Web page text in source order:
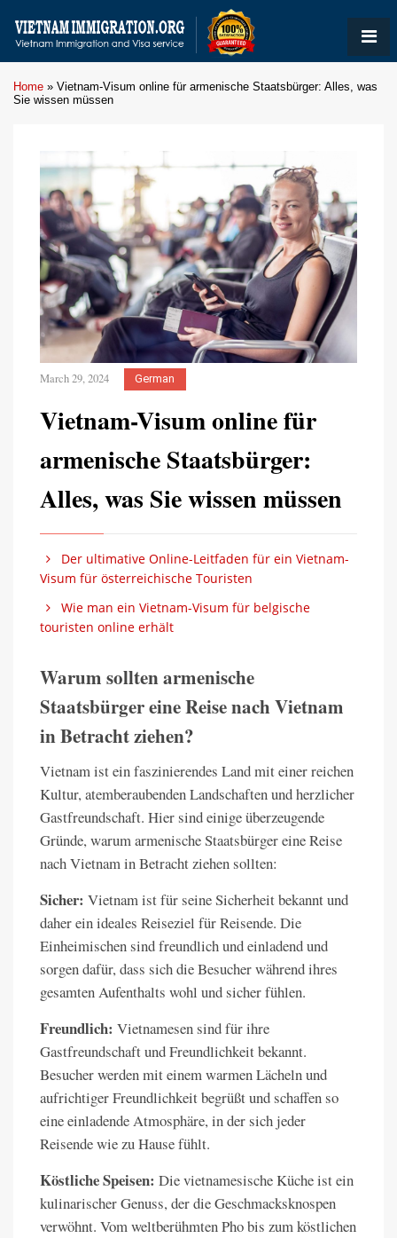
Home » Vietnam-Visum online für armenische Staatsbürger: Alles, was
Sie wissen müssen
March 29, 2024 German
Vietnam-Visum online für
armenische Staatsbürger:
Alles, was Sie wissen müssen
Der ultimative Online-Leitfaden für ein Vietnam-
Visum für österreichische Touristen
Wie man ein Vietnam-Visum für belgische
touristen online erhält
Warum sollten armenische
Staatsbürger eine Reise nach Vietnam
in Betracht ziehen?
Vietnam ist ein faszinierendes Land mit einer reichen
Kultur, atemberaubenden Landschaften und herzlicher
Gastfreundschaft. Hier sind einige überzeugende
Gründe, warum armenische Staatsbürger eine Reise
nach Vietnam in Betracht ziehen sollten:
Sicher: Vietnam ist für seine Sicherheit bekannt und
daher ein ideales Reiseziel für Reisende. Die
Einheimischen sind freundlich und einladend und
sorgen dafür, dass sich die Besucher während ihres
gesamten Aufenthalts wohl und sicher fühlen.
Freundlich: Vietnamesen sind für ihre
Gastfreundschaft und Freundlichkeit bekannt.
Besucher werden mit einem warmen Lächeln und
aufrichtiger Freundlichkeit begrüßt und schaffen so
eine einladende Atmosphäre, in der sich jeder
Reisende wie zu Hause fühlt.
Köstliche Speisen: Die vietnamesische Küche ist ein
kulinarischer Genuss, der die Geschmacksknospen
verwöhnt. Vom weltberühmten Pho bis zum köstlichen